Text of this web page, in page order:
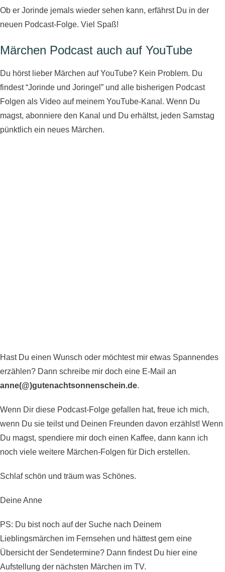
Ob er Jorinde jemals wieder sehen kann, erfährst Du in der
neuen Podcast-Folge. Viel Spaß!
Märchen Podcast auch auf YouTube​
Du hörst lieber Märchen auf YouTube? Kein Problem. Du
findest “Jorinde und Joringel” und alle bisherigen Podcast
Folgen als Video auf meinem YouTube-Kanal. Wenn Du
magst, abonniere den Kanal und Du erhältst, jeden Samstag
pünktlich ein neues Märchen.
Hast Du einen Wunsch oder möchtest mir etwas Spannendes
erzählen? Dann schreibe mir doch eine E-Mail an
anne(@)gutenachtsonnenschein.de.
Wenn Dir diese Podcast-Folge gefallen hat, freue ich mich,
wenn Du sie teilst und Deinen Freunden davon erzählst! Wenn
Du magst, spendiere mir doch einen Kaffee, dann kann ich
noch viele weitere Märchen-Folgen für Dich erstellen.
Schlaf schön und träum was Schönes.
Deine Anne
PS: Du bist noch auf der Suche nach Deinem
Lieblingsmärchen im Fernsehen und hättest gern eine
Übersicht der Sendetermine? Dann findest Du hier eine
Aufstellung der nächsten Märchen im TV.